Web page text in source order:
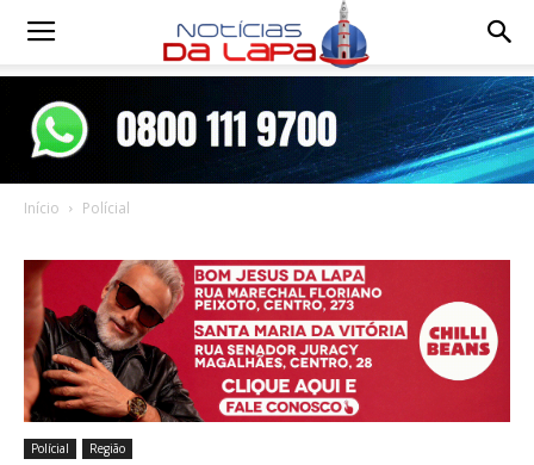
Notícias
Início Polícial
Polícial Região